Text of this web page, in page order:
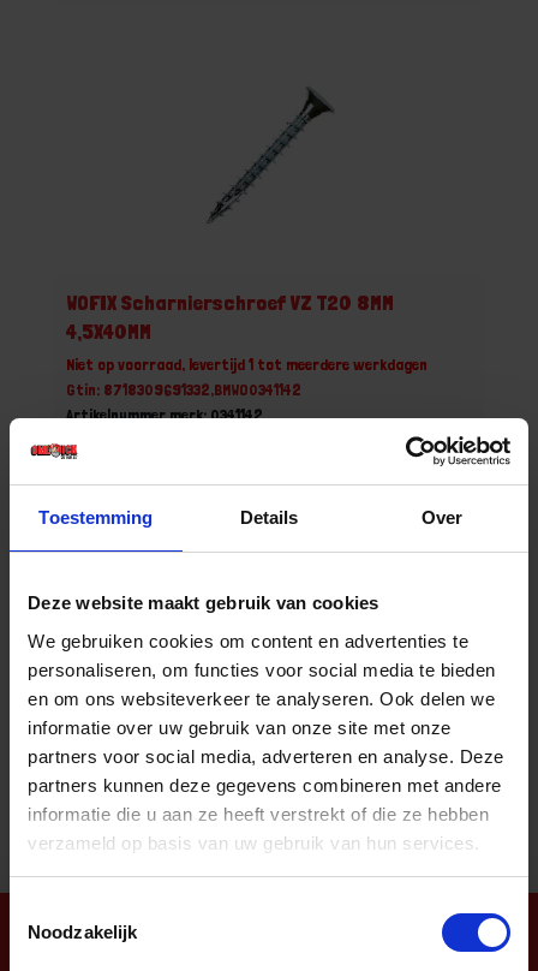
Toestemming Details Over
Deze website maakt gebruik van cookies
We gebruiken cookies om content en advertenties te
personaliseren, om functies voor social media te bieden
en om ons websiteverkeer te analyseren. Ook delen we
informatie over uw gebruik van onze site met onze
partners voor social media, adverteren en analyse. Deze
partners kunnen deze gegevens combineren met andere
informatie die u aan ze heeft verstrekt of die ze hebben
verzameld op basis van uw gebruik van hun services.
Noodzakelijk
WOFIX Scharnierschroef VZ T20 8MM
4,5X40MM
Niet op voorraad, levertijd 1 tot meerdere werkdagen
Gtin: 8718309691332,BMWO0341142
Artikelnummer merk: 0341142
- +
Bestel nu!
Aantal producten tonen
Nieuwsbrief